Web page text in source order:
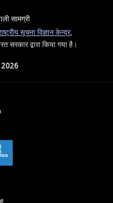
सामग्री
सूचना विज्ञान केन्द्र,
सरकार द्वारा किया गया है।